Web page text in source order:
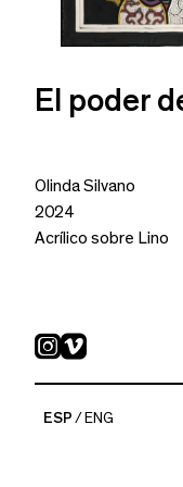
El poder
Olinda Silvano
2024
Acrílico sobre Lino
ESP ENG